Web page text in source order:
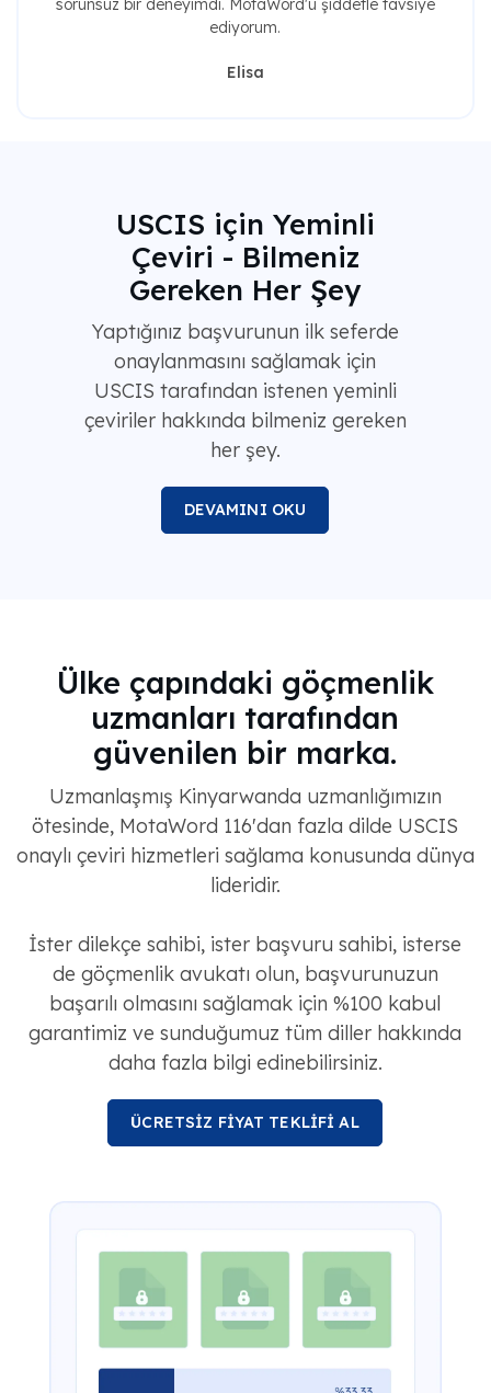
sorunsuz bir deneyimdi. MotaWord'ü şiddetle tavsiye
ediyorum.
Elisa
USCIS için Yeminli
Çeviri - Bilmeniz
Gereken Her Şey
Yaptığınız başvurunun ilk seferde
onaylanmasını sağlamak için
USCIS tarafından istenen yeminli
çeviriler hakkında bilmeniz gereken
her şey.
DEVAMINI OKU
Ülke çapındaki göçmenlik
uzmanları tarafından
güvenilen bir marka.
Uzmanlaşmış Kinyarwanda uzmanlığımızın
ötesinde, MotaWord 116'dan fazla dilde USCIS
onaylı çeviri hizmetleri sağlama konusunda dünya
lideridir.
İster dilekçe sahibi, ister başvuru sahibi, isterse
de göçmenlik avukatı olun, başvurunuzun
başarılı olmasını sağlamak için %100 kabul
garantimiz ve sunduğumuz tüm diller hakkında
daha fazla bilgi edinebilirsiniz.
ÜCRETSİZ FİYAT TEKLİFİ AL